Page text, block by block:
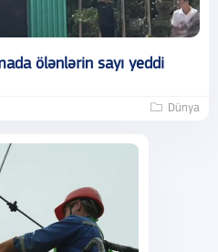
ölənlərin sayı yeddi
Dünya